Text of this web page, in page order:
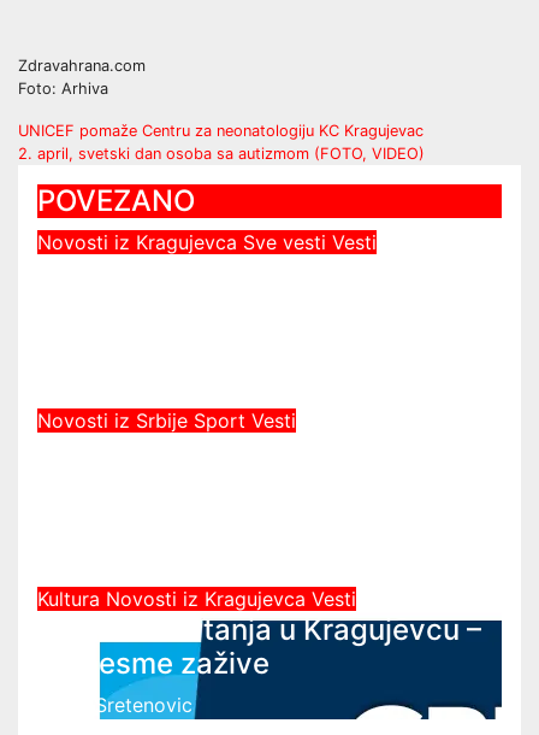
Zdravahrana.com
Foto: Arhiva
Post
navigation
UNICEF pomaže Centru za neonatologiju KC Kragujevac
2. april, svetski dan osoba sa autizmom (FOTO, VIDEO)
POVEZANO
Novosti iz Kragujevca Sve vesti Vesti
Novosti iz Srbije Sport Vesti
Kultura Novosti iz Kragujevca Vesti
Javni čas crtanja u Kragujevcu –
Da česme zažive
Dejan Sretenovic